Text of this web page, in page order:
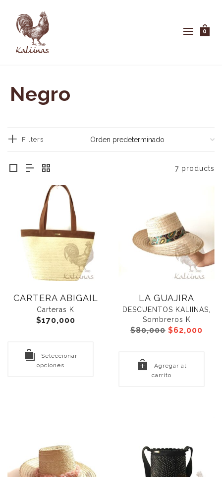
0
Negro
Filters
7 products
CARTERA ABIGAIL
Carteras K
$170,000
Seleccionar
opciones
LA GUAJIRA
DESCUENTOS KALIINAS
Sombreros K
$80,000 El
$80,000.
$62,000
Agregar al
carrito